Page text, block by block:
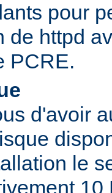
pour
de httpd
PCRE.
d'avoir
le